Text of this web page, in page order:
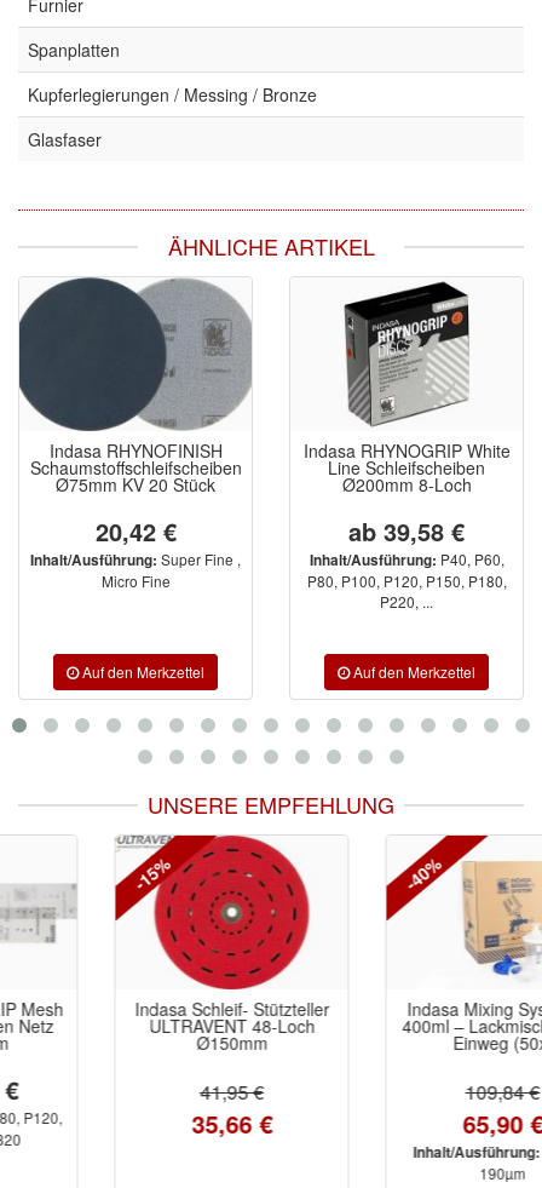
Spanplatten
Kupferlegierungen / Messing / Bronze
Glasfaser
ÄHNLICHE ARTIKEL
Indasa RHYNOFINISH
Schaumstoffschleifscheiben
Ø75mm KV 20 Stück
20,42 €
Inhalt/Ausführung: Super Fine ,
Micro Fine
Indasa RHYNOGRIP White
Line Schleifscheiben
Ø200mm 8-Loch
ab 39,58 €
Inhalt/Ausführung: P40, P60,
P80, P100, P120, P150, P180,
P220, ...
UNSERE EMPFEHLUNG
Indasa Schleif- Stützteller
ULTRAVENT 48-Loch
-15%
Indasa Mixing System Kit
400ml – Lackmischbecher
Einweg (50x)
Inhalt/Ausführung:125µm,
-40%